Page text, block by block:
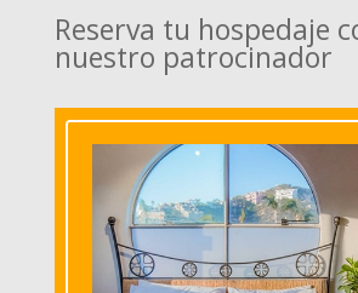
Reserva tu hospedaje
nuestro patrocinador